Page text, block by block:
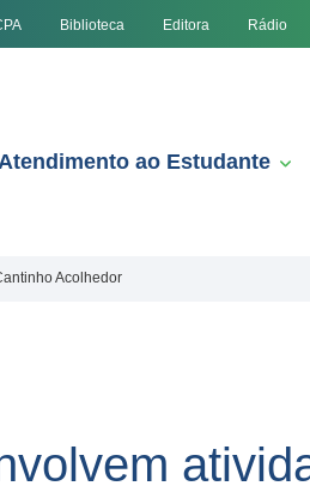
Biblioteca Editora Rádio
ao Estudante
Acolhedor